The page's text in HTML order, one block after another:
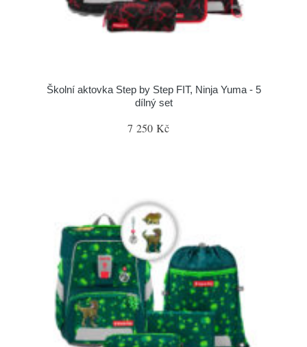
Školní aktovka Step by Step FIT, Ninja Yuma - 5
dílný set
7 250 Kč